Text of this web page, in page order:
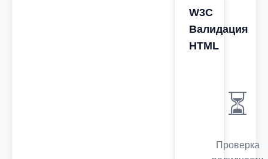
W3C
Валидация
HTML
⏳
Проверка